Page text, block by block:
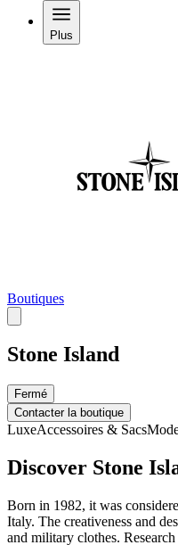
Plus
Boutiques
Stone Island
Fermé
Contacter la boutique
LuxeAccessoires & Sacs
Discover Stone
Born in 1982, it was
Italy. The creativeness and
and military clothes.